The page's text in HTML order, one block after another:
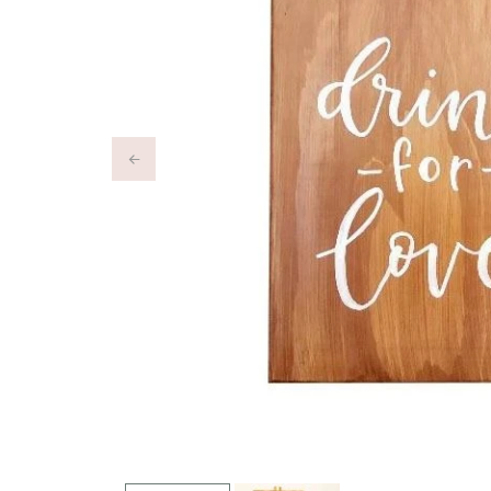
Previous